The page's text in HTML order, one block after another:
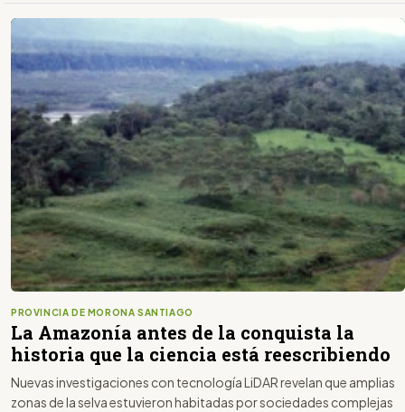
PROVINCIA DE MORONA SANTIAGO
La Amazonía antes de la conquista la
historia que la ciencia está reescribiendo
Nuevas investigaciones con tecnología LiDAR revelan que amplias
zonas de la selva estuvieron habitadas por sociedades complejas